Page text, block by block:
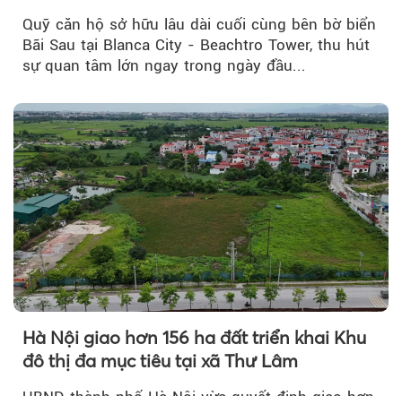
Quỹ căn hộ sở hữu lâu dài cuối cùng bên bờ biển
Bãi Sau tại Blanca City - Beachtro Tower, thu hút
sự quan tâm lớn ngay trong ngày đầu...
Hà Nội giao hơn 156 ha đất triển khai Khu
đô thị đa mục tiêu tại xã Thư Lâm